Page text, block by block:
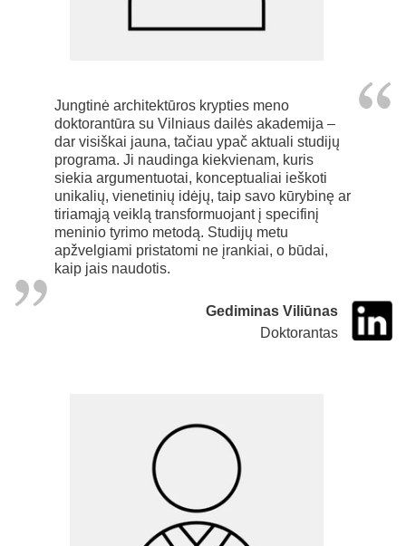
Jungtinė architektūros krypties meno
doktorantūra su Vilniaus dailės akademija –
dar visiškai jauna, tačiau ypač aktuali studijų
programa. Ji naudinga kiekvienam, kuris
siekia argumentuotai, konceptualiai ieškoti
unikalių, vienetinių idėjų, taip savo kūrybinę ar
tiriamąją veiklą transformuojant į specifinį
meninio tyrimo metodą. Studijų metu
apžvelgiami pristatomi ne įrankiai, o būdai,
kaip jais naudotis.
Gediminas Viliūnas
Doktorantas